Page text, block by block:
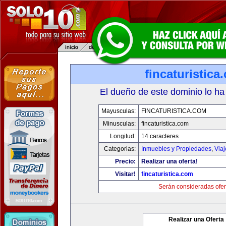
El dueño de este dominio lo
Mayusculas:
FINCATURISTICA.COM
Minusculas:
fincaturistica.com
Longitud:
14 caracteres
Categorias:
Inmuebles y Propiedades,
Precio:
Realizar una oferta!
Visitar!
fincaturistica.com
Serán consideradas
Realizar una Oferta